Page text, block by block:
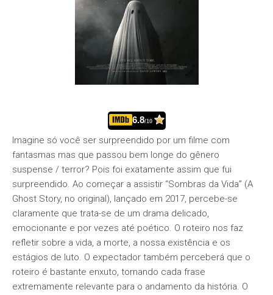
6.8/10
Imagine só você ser surpreendido por um filme com
fantasmas mas que passou bem longe do gênero
suspense / terror? Pois foi exatamente assim que fui
surpreendido. Ao começar a assistir “Sombras da Vida” (A
Ghost Story, no original), lançado em 2017, percebe-se
claramente que trata-se de um drama delicado,
emocionante e por vezes até poético. O roteiro nos faz
refletir sobre a vida, a morte, a nossa existência e os
estágios de luto. O expectador também perceberá que o
roteiro é bastante enxuto, tornando cada frase
extremamente relevante para o andamento da história. O